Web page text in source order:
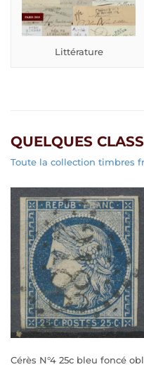
Littérature
QUELQUES
Toute la collection timbres
Cérès N°4 25c bleu foncé